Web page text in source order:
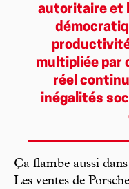
autoritaire et
multipliée par
réel
inégalités
Ça flambe aussi
Les ventes de